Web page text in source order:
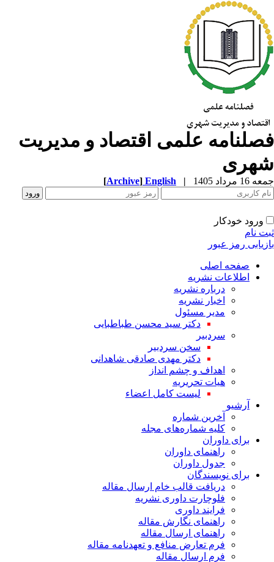
علمی اقتصاد و مدیریت
مرداد 1405 |
English
[Archive]
ورود خودکار
نام
رمز عبور
صفحه اصلی
اطلاعات نشریه
درباره نشریه
اخبار نشریه
مدیر مسئول
دکتر سید محسن طباطبایی
سردبیر
سخن سردبیر
دکتر مهدی صادقی شاهدانی
اهداف و چشم انداز
هیات تحریریه
لیست کامل اعضاء
آرشیو
آخرین شماره
کلیه شماره‌های مجله
برای داوران
راهنمای داوران
جدول داوران
برای نویسندگان
دریافت قالب خام ارسال مقاله
فلوچارت داوری نشریه
فرایند داوری
راهنمای نگارش مقاله
راهنمای ارسال مقاله
فرم تعارض منافع و تعهدنامه مقاله
فرم ارسال مقاله